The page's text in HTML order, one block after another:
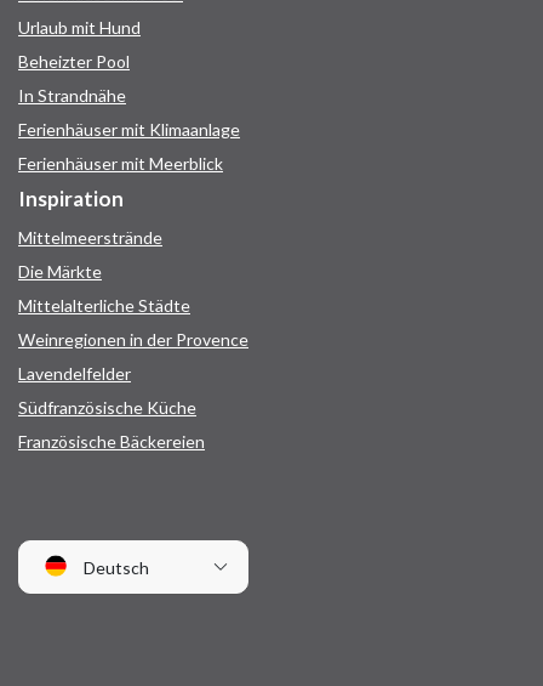
Urlaub mit Hund
Beheizter Pool
In Strandnähe
Ferienhäuser mit Klimaanlage
Ferienhäuser mit Meerblick
Inspiration
Mittelmeerstrände
Die Märkte
Mittelalterliche Städte
Weinregionen in der Provence
Lavendelfelder
Südfranzösische Küche
Französische Bäckereien
Deutsch